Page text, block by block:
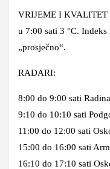
VRIJEME I KVALITET
u 7:00 sati 3 °C.
„prosječno“.
RADARI:
8:00 do 9:00 sati Radina
9:10 do 10:10 sati
11:00 do 12:00 sati
15:00 do 16:00 sati
16:10 do 17:10 sati